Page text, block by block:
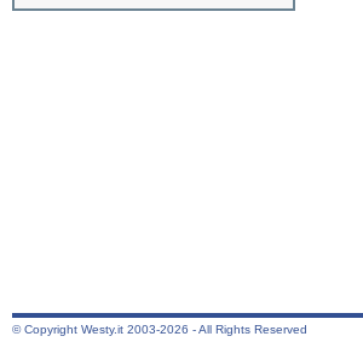
© Copyright Westy.it 2003-2026 - All Rights Reserved